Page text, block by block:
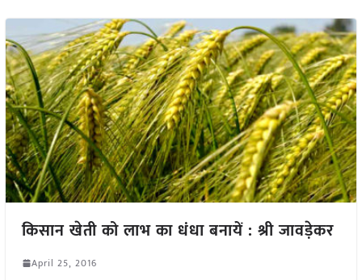
किसान खेती को लाभ का धंधा बनायें : श्री जावड़ेकर
April 25, 2016